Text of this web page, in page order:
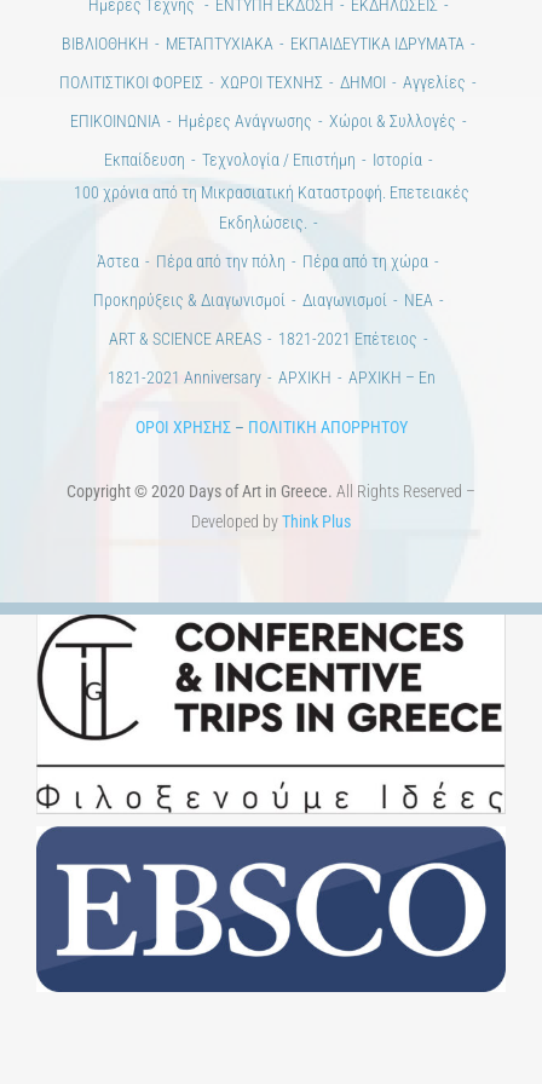
ΒΙΒΛΙΟΘΗΚΗ
ΜΕΤΑΠΤΥΧΙΑΚΑ
ΕΚΠΑΙΔΕΥΤΙΚΑ ΙΔΡΥΜΑΤΑ
ΠΟΛΙΤΙΣΤΙΚΟΙ ΦΟΡΕΙΣ
ΧΩΡΟΙ ΤΕΧΝΗΣ ΔΗΜΟΙ
Αγγελίες
ΕΠΙΚΟΙΝΩΝΙΑ
Ημέρες Ανάγνωσης
Χώροι & Συλλογές
Εκπαίδευση
Τεχνολογία / Επιστήμη
Ιστορία
100 χρόνια από τη Μικρασιατική Καταστροφή. Επετειακές
Εκδηλώσεις.
Άστεα
Πέρα από την πόλη
Πέρα από τη χώρα
Προκηρύξεις & Διαγωνισμοί
Διαγωνισμοί
ΝΕΑ
ART & SCIENCE AREAS
1821-2021 Επέτειος
1821-2021 Anniversary
ΑΡΧΙΚΗ ΑΡΧΙΚΗ – En
ΟΡΟΙ ΧΡΗΣΗΣ– ΠΟΛΙΤΙΚΗ ΑΠΟΡΡΗΤΟΥ
Copyright © 2020 Days of Art in Greece.
All Rights Reserved –
Developed byThink Plus